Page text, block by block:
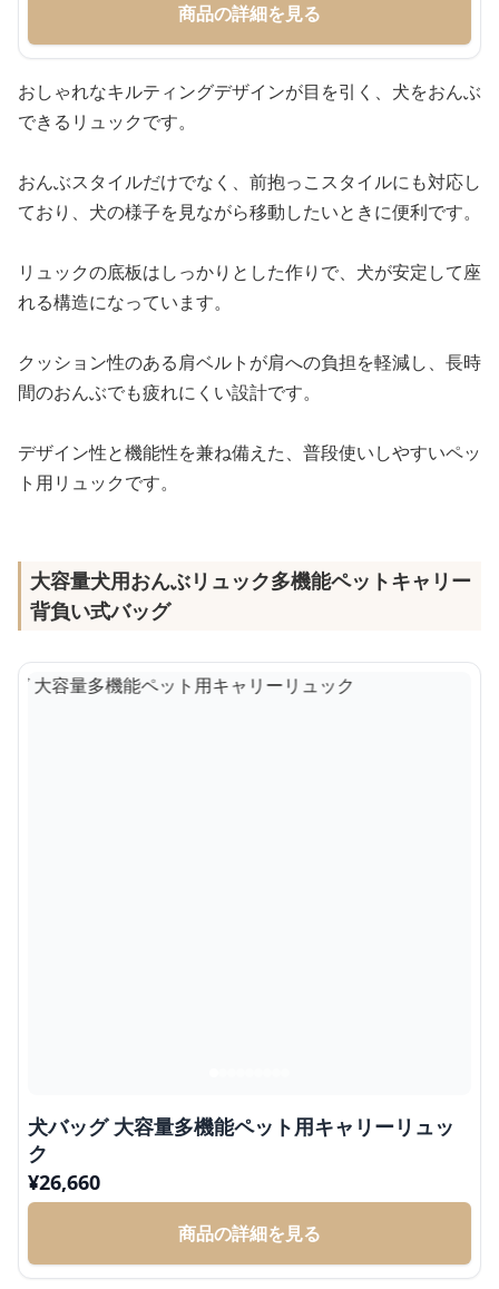
商品の詳細を見る
おしゃれなキルティングデザインが目を引く、犬をおんぶ
できるリュックです。
おんぶスタイルだけでなく、前抱っこスタイルにも対応し
ており、犬の様子を見ながら移動したいときに便利です。
リュックの底板はしっかりとした作りで、犬が安定して座
れる構造になっています。
クッション性のある肩ベルトが肩への負担を軽減し、長時
間のおんぶでも疲れにくい設計です。
デザイン性と機能性を兼ね備えた、普段使いしやすいペッ
ト用リュックです。
大容量犬用おんぶリュック多機能ペットキャリー
背負い式バッグ
犬バッグ 大容量多機能ペット用キャリーリュッ
ク
¥26,660
商品の詳細を見る